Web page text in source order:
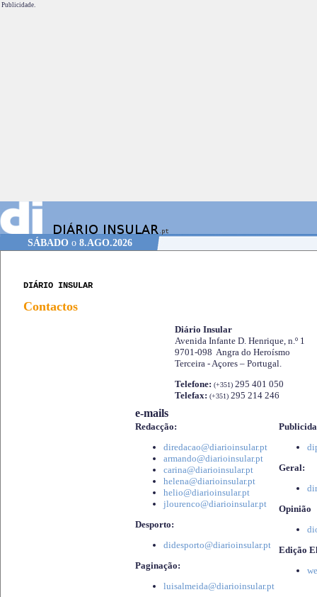
Publicidade.
SÁBADOo 8.AGO.2026
DIÁRIO INSULAR
Contactos
Diário Insular
Avenida Infante D. Henrique, n.º 1
9701-098 Angra do Heroísmo
Terceira - Açores – Portugal.
Telefone: (+351) 295 401 050
Telefax: (+351) 295 214 246
e-mails
Redacção:
diredacao@diarioinsular.pt
armando@diarioinsular.pt
carina@diarioinsular.pt
helena@diarioinsular.pt
helio@diarioinsular.pt
jlourenco@diarioinsular.pt
Desporto:
didesporto@diarioinsular.pt
Paginação:
luisalmeida@diarioinsular.pt
Geral:
Opinião
Edição